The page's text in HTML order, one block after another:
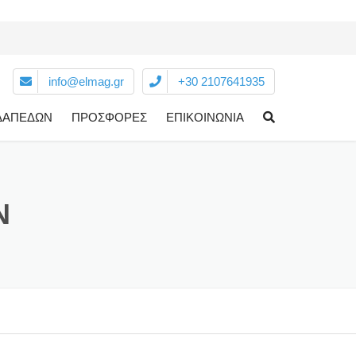
info@elmag.gr +30 2107641935
ΠΡΟΣΦΟΡΕΣ ΕΠΙΚΟΙΝΩΝΙΑ